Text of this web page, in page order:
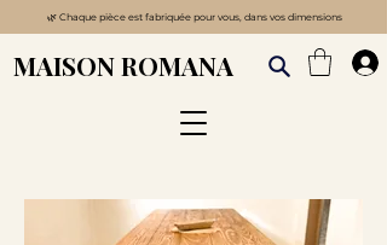
🌿 Chaque pièce est fabriquée pour vous, dans vos dimensions
MAISON ROMANA